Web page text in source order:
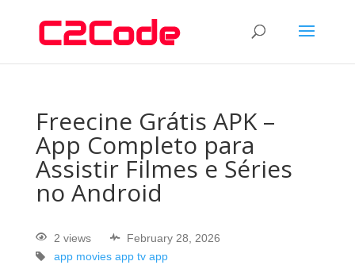
Freecine Grátis APK –
App Completo para
Assistir Filmes e Séries
no Android
2 views
February 28, 2026
app movies app tv app